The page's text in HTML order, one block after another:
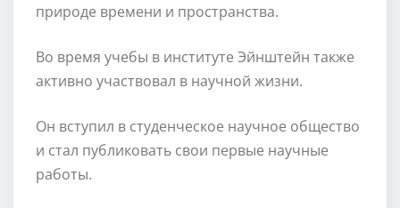
природе времени и пространства.
Во время учебы в институте Эйнштейн также
активно участвовал в научной жизни.
Он вступил в студенческое научное общество
и стал публиковать свои первые научные
работы.